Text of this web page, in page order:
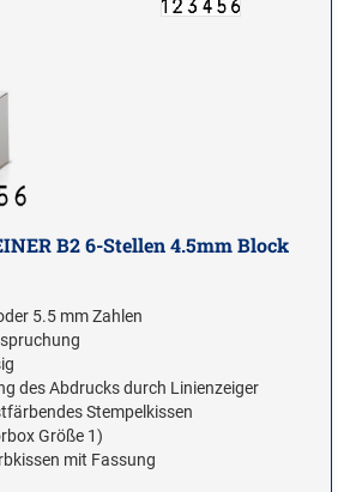
B2 6-Stellen 4.5mm Block
5.5 mm Zahlen
des Abdrucks durch Linienzeiger
Stempelkissen
Größe 1)
mit Fassung